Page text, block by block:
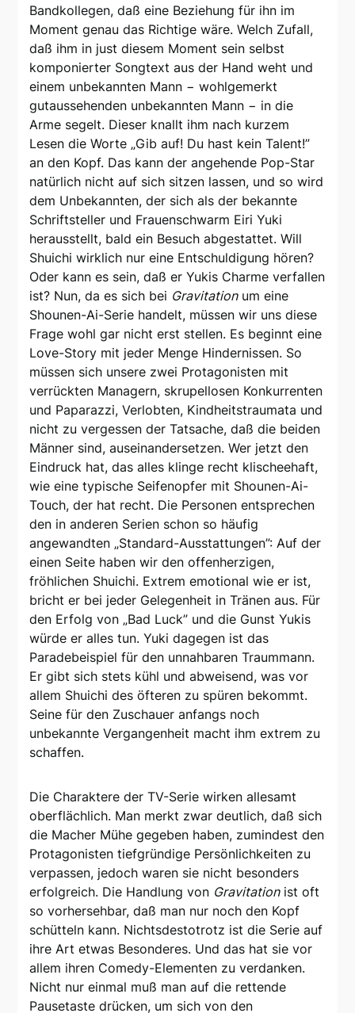
Bandkollegen, daß eine Beziehung für ihn im
Moment genau das Richtige wäre. Welch Zufall,
daß ihm in just diesem Moment sein selbst
komponierter Songtext aus der Hand weht und
einem unbekannten Mann − wohlgemerkt
gutaussehenden unbekannten Mann − in die
Arme segelt. Dieser knallt ihm nach kurzem
Lesen die Worte „Gib auf! Du hast kein Talent!”
an den Kopf. Das kann der angehende Pop-Star
natürlich nicht auf sich sitzen lassen, und so wird
dem Unbekannten, der sich als der bekannte
Schriftsteller und Frauenschwarm Eiri Yuki
herausstellt, bald ein Besuch abgestattet. Will
Shuichi wirklich nur eine Entschuldigung hören?
Oder kann es sein, daß er Yukis Charme verfallen
ist? Nun, da es sich bei Gravitationum eine
Shounen-Ai-Serie handelt, müssen wir uns diese
Frage wohl gar nicht erst stellen. Es beginnt eine
Love-Story mit jeder Menge Hindernissen. So
müssen sich unsere zwei Protagonisten mit
verrückten Managern, skrupellosen Konkurrenten
und Paparazzi, Verlobten, Kindheitstraumata und
nicht zu vergessen der Tatsache, daß die beiden
Männer sind, auseinandersetzen. Wer jetzt den
Eindruck hat, das alles klinge recht klischeehaft,
wie eine typische Seifenopfer mit Shounen-Ai-
Touch, der hat recht. Die Personen entsprechen
den in anderen Serien schon so häufig
angewandten „Standard-Ausstattungen”: Auf der
einen Seite haben wir den offenherzigen,
fröhlichen Shuichi. Extrem emotional wie er ist,
bricht er bei jeder Gelegenheit in Tränen aus. Für
den Erfolg von „Bad Luck” und die Gunst Yukis
würde er alles tun. Yuki dagegen ist das
Paradebeispiel für den unnahbaren Traummann.
Er gibt sich stets kühl und abweisend, was vor
allem Shuichi des öfteren zu spüren bekommt.
Seine für den Zuschauer anfangs noch
unbekannte Vergangenheit macht ihm extrem zu
schaffen.
Die Charaktere der TV-Serie wirken allesamt
oberflächlich. Man merkt zwar deutlich, daß sich
die Macher Mühe gegeben haben, zumindest den
Protagonisten tiefgründige Persönlichkeiten zu
verpassen, jedoch waren sie nicht besonders
erfolgreich. Die Handlung von Gravitationist oft
so vorhersehbar, daß man nur noch den Kopf
schütteln kann. Nichtsdestotrotz ist die Serie auf
ihre Art etwas Besonderes. Und das hat sie vor
allem ihren Comedy-Elementen zu verdanken.
Nicht nur einmal muß man auf die rettende
Pausetaste drücken, um sich von den